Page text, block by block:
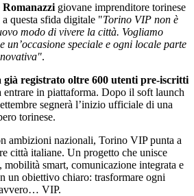
Romanazzi giovane imprenditore torinese
questa sfida digitale "Torino VIP non è
modo di vivere la città. Vogliamo
un’occasione speciale e ogni locale parte
.
già registrato oltre 600 utenti pre-iscritti
in piattaforma. Dopo il soft launch
segnerà l’inizio ufficiale di una
torinese.
ambizioni nazionali, Torino VIP punta a
città italiane. Un progetto che unisce
smart, comunicazione integrata e
un obiettivo chiaro: trasformare ogni
VIP.